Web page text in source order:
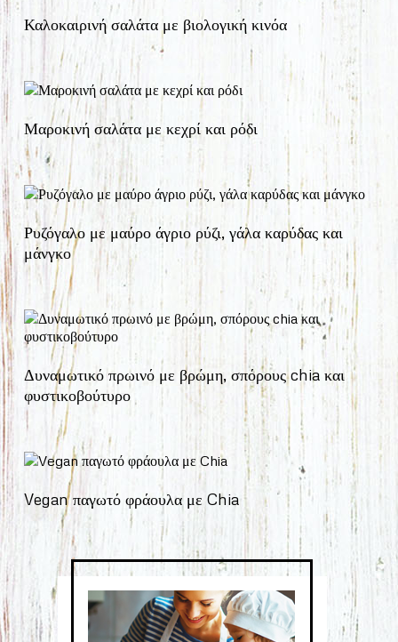
Καλοκαιρινή σαλάτα με βιολογική κινόα
Μαροκινή σαλάτα με κεχρί και ρόδι
Ρυζόγαλο με μαύρο άγριο ρύζι, γάλα καρύδας και
μάνγκο
Δυναμωτικό πρωινό με βρώμη, σπόρους chia και
φυστικοβούτυρο
Vegan παγωτό φράουλα με Chia